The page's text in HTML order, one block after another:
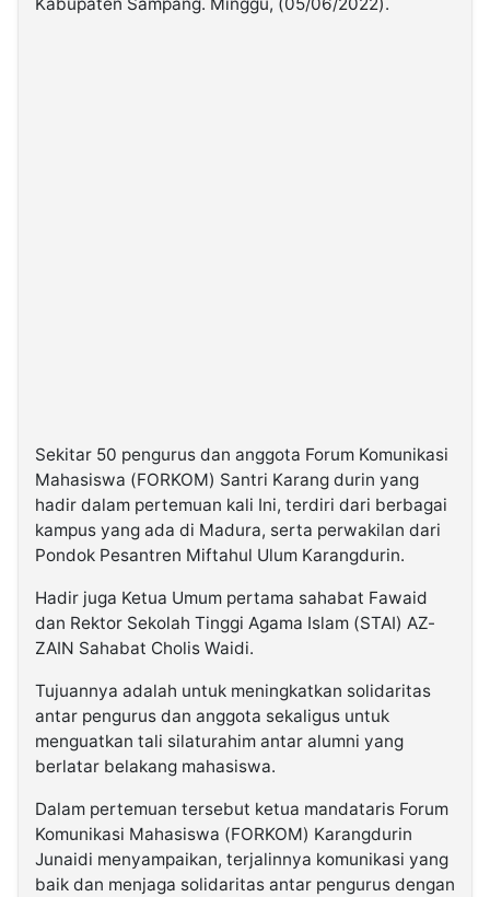
Kabarbaru
HoldingSekitar 50 pengurus dan anggota Forum Komunikasi
Mahasiswa (FORKOM) Santri Karang durin yang
hadir dalam pertemuan kali Ini, terdiri dari berbagai
kampus yang ada di Madura, serta perwakilan dari
Pondok Pesantren Miftahul Ulum Karangdurin.
Hadir juga Ketua Umum pertama sahabat Fawaid
dan Rektor Sekolah Tinggi Agama Islam (STAI) AZ-
ZAIN Sahabat Cholis Waidi.
Tujuannya adalah untuk meningkatkan solidaritas
antar pengurus dan anggota sekaligus untuk
menguatkan tali silaturahim antar alumni yang
berlatar belakang mahasiswa.
Dalam pertemuan tersebut ketua mandataris Forum
Komunikasi Mahasiswa (FORKOM) Karangdurin
Junaidi menyampaikan, terjalinnya komunikasi yang
baik dan menjaga solidaritas antar pengurus dengan